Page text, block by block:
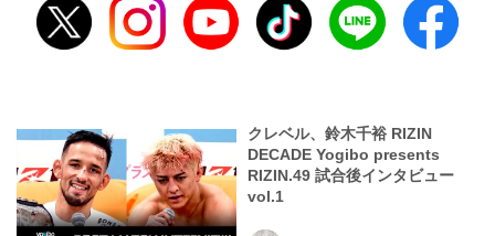
クレベル、鈴木千裕 RIZIN
DECADE Yogibo presents
RIZIN.49 試合後インタビュー
vol.1